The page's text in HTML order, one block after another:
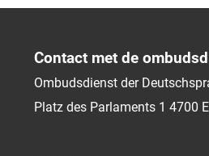
Contact met de
Ombudsdienst der
Platz des Parlaments 1 4700